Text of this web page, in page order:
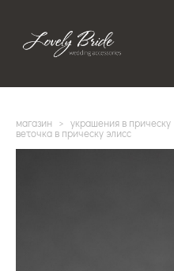
магазин > украшения в прическу
веточка в прическу элисс